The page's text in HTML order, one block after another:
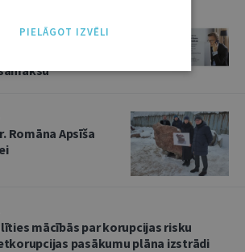
iedzīvotājus
par piedziņas
Romāna Apsīša
mācībās par korupcijas risku
pasākumu plāna izstrādi
PIELĀGOT IZVĒLI